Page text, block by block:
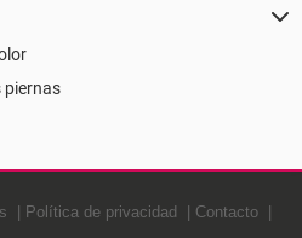
piernas
Política de privacidad
Contacto